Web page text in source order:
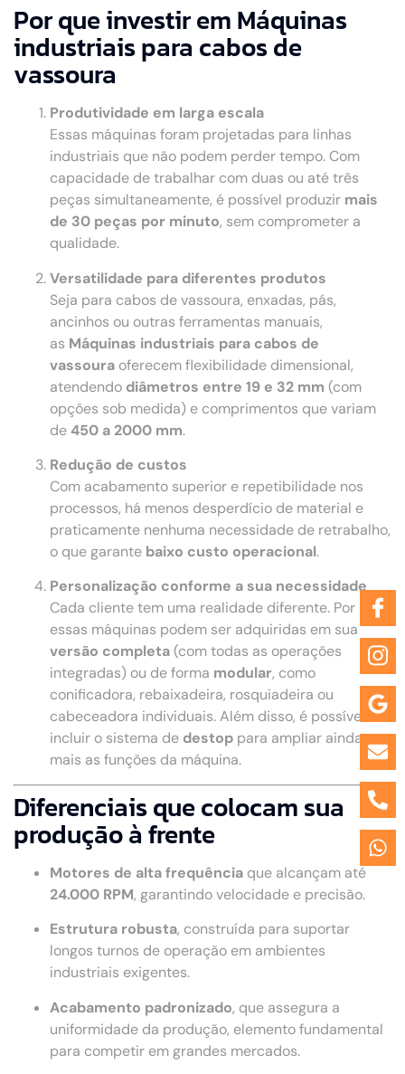
Por que investir em Máquinas
industriais para cabos de
vassoura
Produtividade em larga escala
Essas máquinas foram projetadas para linhas
industriais que não podem perder tempo. Com
capacidade de trabalhar com duas ou até três
peças simultaneamente, é possível produzir mais
de 30 peças por minuto, sem comprometer a
qualidade.
Versatilidade para diferentes produtos
Seja para cabos de vassoura, enxadas, pás,
ancinhos ou outras ferramentas manuais,
as Máquinas industriais para cabos de
vassoura oferecem flexibilidade dimensional,
atendendo diâmetros entre 19 e 32 mm (com
opções sob medida) e comprimentos que variam
de450 a 2000 mm.
Redução de custos
Com acabamento superior e repetibilidade nos
processos, há menos desperdício de material e
praticamente nenhuma necessidade de retrabalho,
o que garante baixo custo operacional.
Personalização conforme a sua necessidade
Cada cliente tem uma realidade diferente. Por isso,
essas máquinas podem ser adquiridas em sua
versão completa (com todas as operações
integradas) ou de forma modular, como
conificadora, rebaixadeira, rosquiadeira ou
cabeceadora individuais. Além disso, é possível
incluir o sistema de destop para ampliar ainda
mais as funções da máquina.
Diferenciais que colocam sua
produção à frente
Motores de alta frequência que alcançam até
24.000 RPM, garantindo velocidade e precisão.
Estrutura robusta, construída para suportar
longos turnos de operação em ambientes
industriais exigentes.
Acabamento padronizado, que assegura a
uniformidade da produção, elemento fundamental
para competir em grandes mercados.